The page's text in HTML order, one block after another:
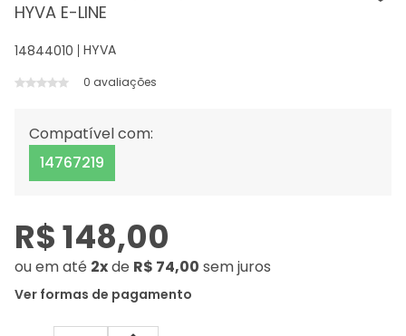
HYVA E-LINE
14844010 HYVA
0 avaliações
R$ 148,00
ouem até 2xde R$ 74,00 sem juros
Ver formas de pagamento
Compatível com:
14767219